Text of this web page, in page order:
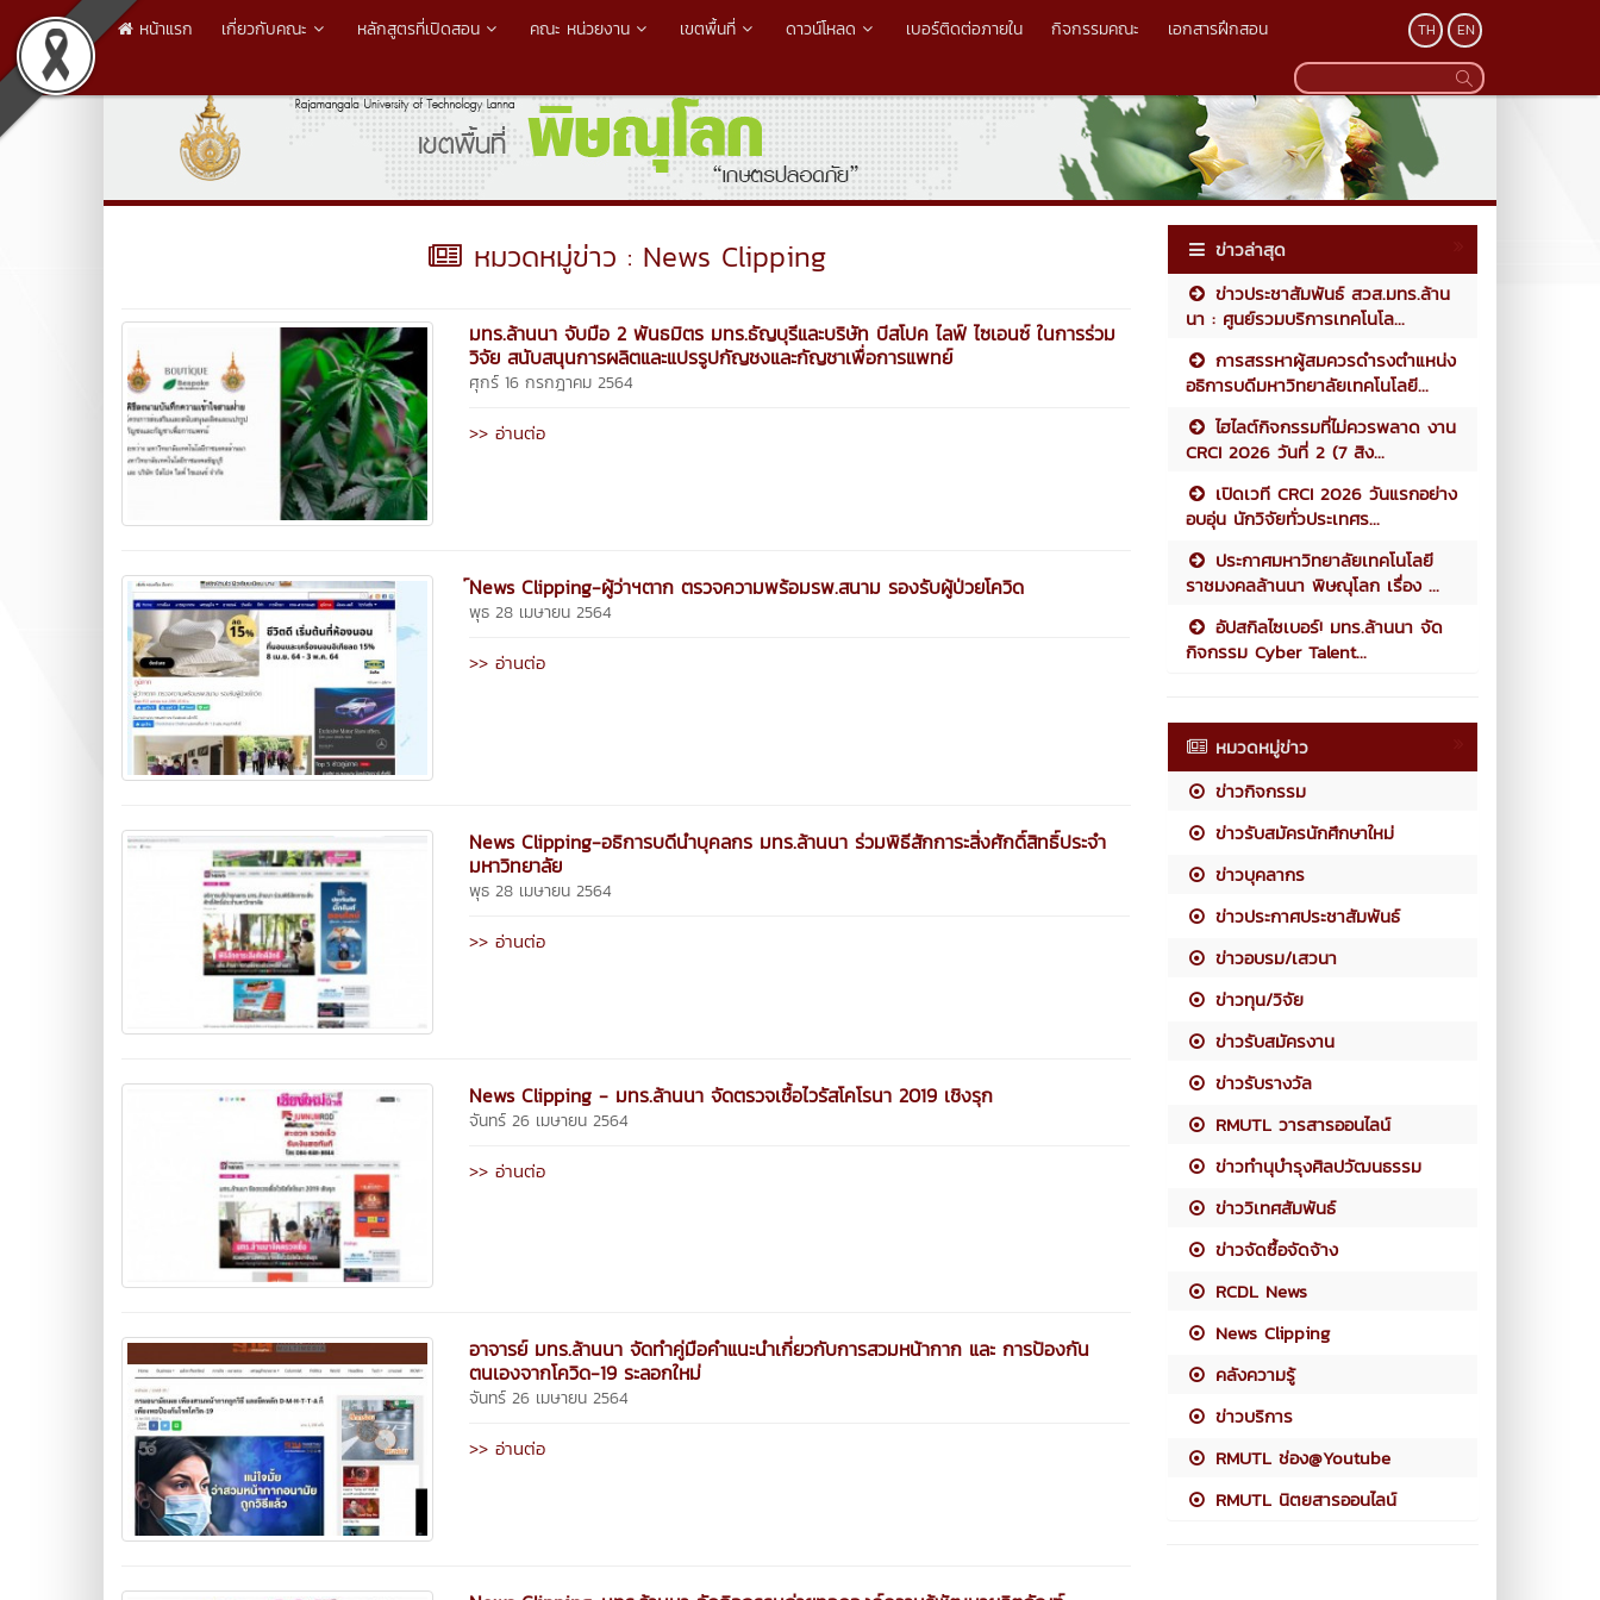
หน้าแรก เกี่ยวกับคณะ หลักสูตรที่เปิดสอน คณะ หน่วยงาน เขตพื้นที่ ดาวน์โหลด เบอร์ติดต่อภายใน กิจกรรมคณะ เอกสารฝึกสอน TH EN
หมวดหมู่ข่าว : News Clipping
มทร.ล้านนา จับมือ 2 พันธมิตร มทร.ธัญบุรีและบริษัท บีสโปค ไลฟ์ ไซเอนซ์ ในการร่วม
วิจัย สนับสนุนการผลิตและแปรรูปกัญชงและกัญชาเพื่อการแพทย์
ศุกร์ 16 กรกฎาคม 2564
>> อ่านต่อ
์News Clipping-ผู้ว่าฯตาก ตรวจความพร้อมรพ.สนาม รองรับผู้ป่วยโควิด
พุธ 28 เมษายน 2564
>> อ่านต่อ
News Clipping-อธิการบดีนำบุคลกร มทร.ล้านนา ร่วมพิธีสักการะสิ่งศักดิ์สิทธิ์ประจำ
มหาวิทยาลัย
พุธ 28 เมษายน 2564
>> อ่านต่อ
News Clipping - มทร.ล้านนา จัดตรวจเชื้อไวรัสโคโรนา 2019 เชิงรุก
จันทร์ 26 เมษายน 2564
>> อ่านต่อ
อาจารย์ มทร.ล้านนา จัดทำคู่มือคำแนะนำเกี่ยวกับการสวมหน้ากาก และ การป้องกัน
ตนเองจากโควิด-19 ระลอกใหม่
จันทร์ 26 เมษายน 2564
>> อ่านต่อ
ข่าวล่าสุด
ข่าวประชาสัมพันธ์ สวส.มทร.ล้าน
นา : ศูนย์รวมบริการเทคโนโล...
การสรรหาผู้สมควรดำรงตำแหน่ง
อธิการบดีมหาวิทยาลัยเทคโนโลยี...
ไฮไลต์กิจกรรมที่ไม่ควรพลาด งาน
CRCI 2026 วันที่ 2 (7 สิง...
เปิดเวที CRCI 2026 วันแรกอย่าง
อบอุ่น นักวิจัยทั่วประเทศร...
ประกาศมหาวิทยาลัยเทคโนโลยี
ราชมงคลล้านนา พิษณุโลก เรื่อง ...
อัปสกิลไซเบอร์! มทร.ล้านนา จัด
กิจกรรม Cyber Talent...
หมวดหมู่ข่าว
ข่าวกิจกรรม
ข่าวรับสมัครนักศึกษาใหม่
ข่าวบุคลากร
ข่าวประกาศประชาสัมพันธ์
ข่าวอบรม/เสวนา
ข่าวทุน/วิจัย
ข่าวรับสมัครงาน
ข่าวรับรางวัล
RMUTL วารสารออนไลน์
ข่าวทำนุบำรุงศิลปวัฒนธรรม
ข่าววิเทศสัมพันธ์
ข่าวจัดซื้อจัดจ้าง
RCDL News
News Clipping
คลังความรู้
ข่าวบริการ
RMUTL ช่อง@Youtube
RMUTL นิตยสารออนไลน์